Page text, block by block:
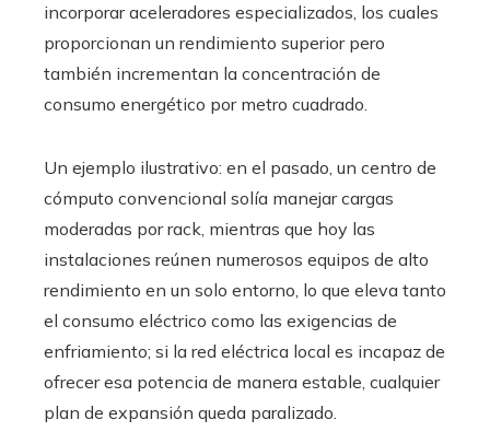
incorporar aceleradores especializados, los cuales
proporcionan un rendimiento superior pero
también incrementan la concentración de
consumo energético por metro cuadrado.
Un ejemplo ilustrativo: en el pasado, un centro de
cómputo convencional solía manejar cargas
moderadas por rack, mientras que hoy las
instalaciones reúnen numerosos equipos de alto
rendimiento en un solo entorno, lo que eleva tanto
el consumo eléctrico como las exigencias de
enfriamiento; si la red eléctrica local es incapaz de
ofrecer esa potencia de manera estable, cualquier
plan de expansión queda paralizado.